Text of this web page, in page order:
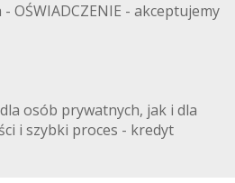
OŚWIADCZENIE - akceptujemy
osób prywatnych, jak i dla
i szybki proces - kredyt